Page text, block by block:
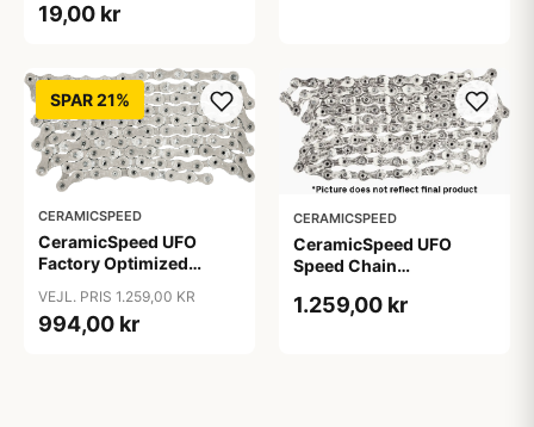
19,00 kr
SPAR 21%
CERAMICSPEED
CeramicSpeed UFO
Factory Optimized
VEJL. PRIS 1.259,00 KR
994,00 kr
CERAMICSPEED
CeramicSpeed UFO
Speed Chain
13Speed
1.259,00 kr